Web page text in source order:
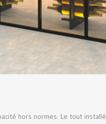
hors normes. Le tout